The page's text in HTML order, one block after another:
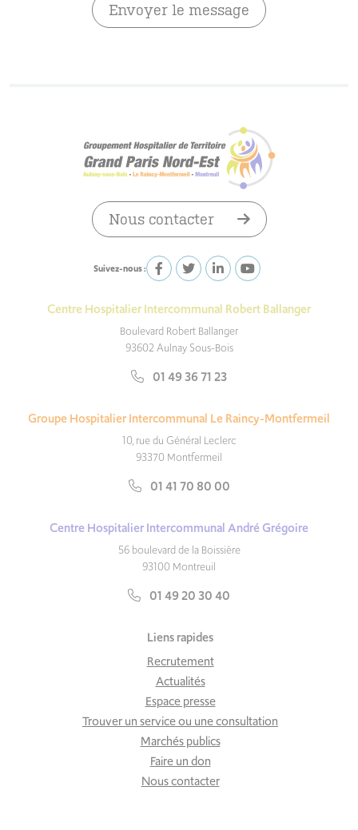
Envoyer le message
Suivez-nous :
Nous contacter
Centre Hospitalier Intercommunal Robert Ballanger
Boulevard Robert Ballanger
93602 Aulnay Sous-Bois
01 49 36 71 23
Groupe Hospitalier Intercommunal Le Raincy-Montfermeil
10, rue du Général Leclerc
93370 Montfermeil
01 41 70 80 00
Centre Hospitalier Intercommunal André Grégoire
56 boulevard de la Boissière
93100 Montreuil
01 49 20 30 40
Liens rapides
Recrutement
Actualités
Espace presse
Trouver un service ou une consultation
Marchés publics
Faire un don
Nous contacter